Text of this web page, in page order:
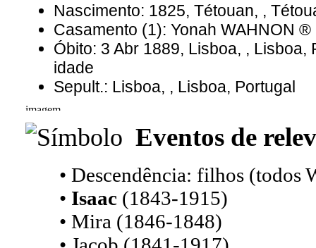
Nascimento: 1825, Tétouan, ,
Casamento (1): Yonah WAHNON ®
Óbito: 3 Abr 1889, Lisboa, , Lisboa,
idade
Sepult.: Lisboa, , Lisboa, Portugal
Eventos de
• Descendência: filhos (todos
• Isaac(1843-1915)
• Mira (1846-1848)